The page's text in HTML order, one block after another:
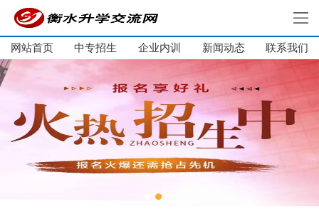
网站首页
大学生培训
单招培训
企业内训
新闻动态
网站首页 中专招生 企业内训 新闻动态 联系我们